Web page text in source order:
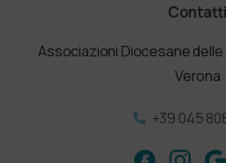
Contatti
Associazioni Diocesane
Verona
+39 045